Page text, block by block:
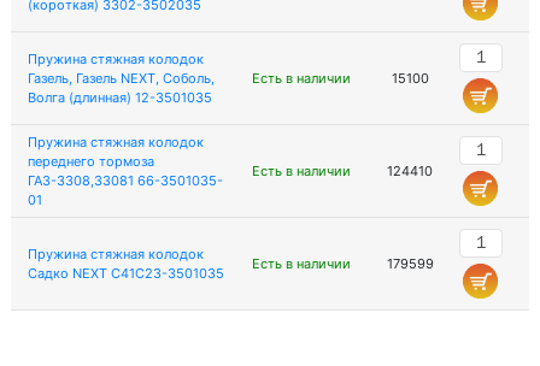
(короткая) 3302-3502035
Пружина стяжная колодок
Газель, Газель NEXT, Соболь,
Волга (длинная) 12-3501035
Есть в наличии 15100
Пружина стяжная колодок
переднего тормоза
ГАЗ-3308,33081 66-3501035-
01
Есть в наличии 124410
Пружина стяжная колодок
Садко NEXT C41C23-3501035
Есть в наличии 179599